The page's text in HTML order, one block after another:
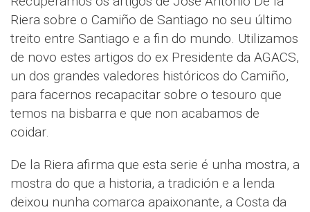
Riera sobre o Camiño de Santiago no seu último
treito entre Santiago e a fin do mundo. Utilizamos
de novo estes artigos do ex Presidente da AGACS,
un dos grandes valedores históricos do Camiño,
para facernos recapacitar sobre o tesouro que
temos na bisbarra e que non acabamos de
coidar.
De la Riera afirma que esta serie é unha mostra, a
mostra do que a historia, a tradición e a lenda
deixou nunha comarca apaixonante, a Costa da